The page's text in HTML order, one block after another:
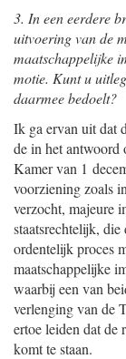
3. In een eerdere
uitvoering van de
maatschappelijke
motie. Kunt u
daarmee bedoelt?
Ik ga ervan uit dat
de in het antwoord
Kamer van 1
voorziening zoals
verzocht, majeure
staatsrechtelijk,
ordentelijk proces
maatschappelijke
waarbij een van
verlenging van de
ertoe leiden dat de
komt te staan.